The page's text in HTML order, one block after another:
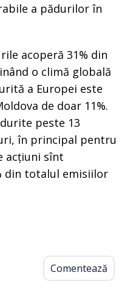
a pădurilor în
acoperă 31% din
o climă globală
a Europei este
de doar 11%.
peste 13
în principal pentru
acțiuni sînt
din totalul emisiilor
Comentează